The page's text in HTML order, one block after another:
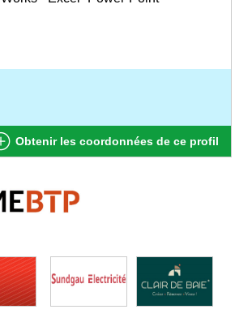
Obtenir les coordonnées de ce profil